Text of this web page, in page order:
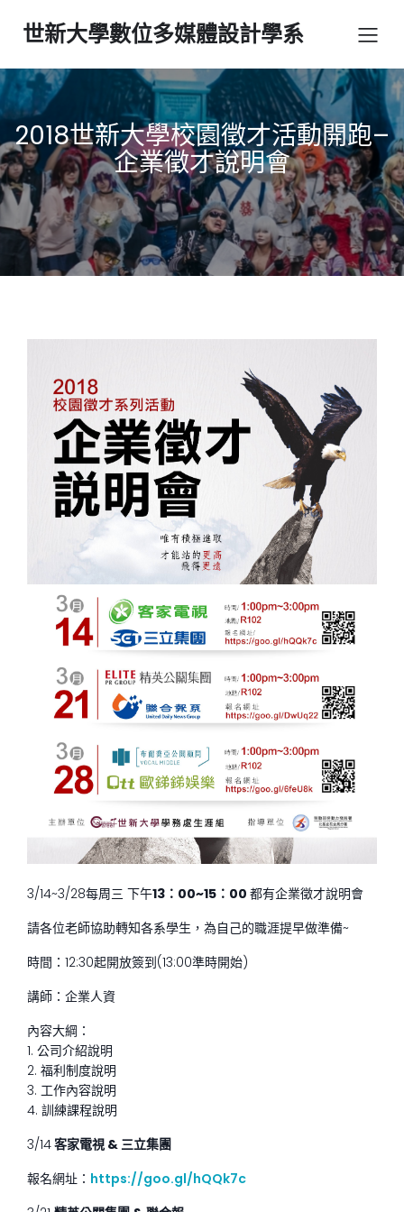
世新大學數位多媒體設計學系
2018世新大學校園徵才活動開跑–
企業徵才說明會
3/14~3/28每周三 下午13 ： 00~15 ： 00 都有企業徵才說明會
請各位老師協助轉知各系學生，為自己的職涯提早做準備~
時間： 12:30起開放簽到(13:00準時開始)
講師：企業人資
內容大綱：
1. 公司介紹說明
2. 福利制度說明
3. 工作內容說明
4. 訓練課程說明
3/14客家電視 & 三立集團
報名網址： https://goo.gl/hQQk7c